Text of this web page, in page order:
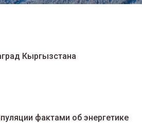
Кыргызстана
фактами об энергетике